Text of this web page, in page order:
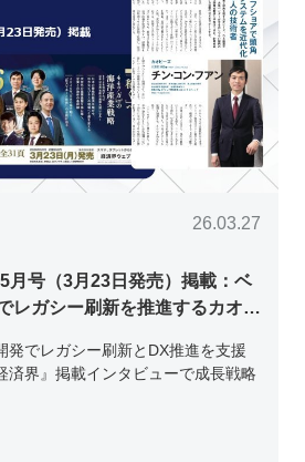
26.03.27
月号（3月23日発売）掲載：ベ
レガシー刷新を推進するカオピ
発でレガシー刷新とDX推進を支援
済界』掲載インタビューで成長戦略